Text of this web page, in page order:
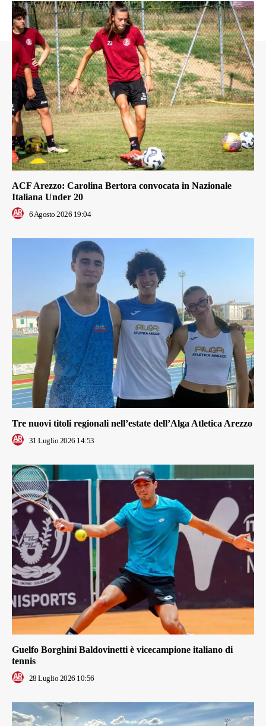
ACF Arezzo: Carolina Bertora convocata in Nazionale
Italiana Under 20
6 Agosto 2026 19:04
Tre nuovi titoli regionali nell’estate dell’Alga Atletica Arezzo
31 Luglio 2026 14:53
Guelfo Borghini Baldovinetti è vicecampione italiano di
tennis
28 Luglio 2026 10:56